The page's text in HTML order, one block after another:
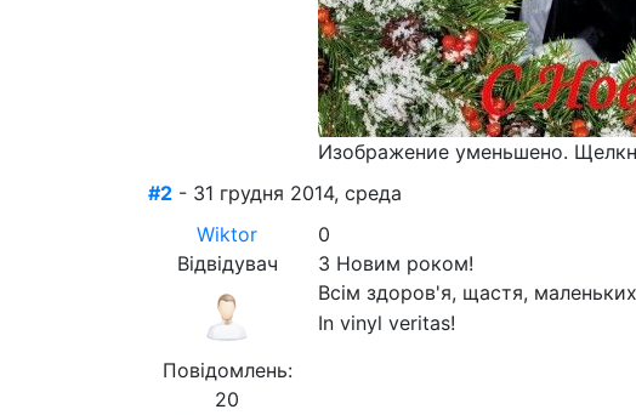
Изображение уменьшено.
#2 - 31 грудня 2014, среда
Wiktor
Відвідувач
Повідомлень:
20
0
З Новим роком!
Всім здоров'я, щастя,
In vinyl veritas!